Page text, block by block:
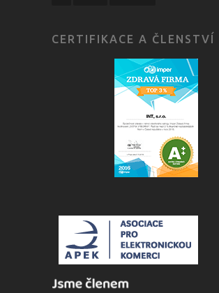
CERTIFIKACE A ČLENSTVÍ